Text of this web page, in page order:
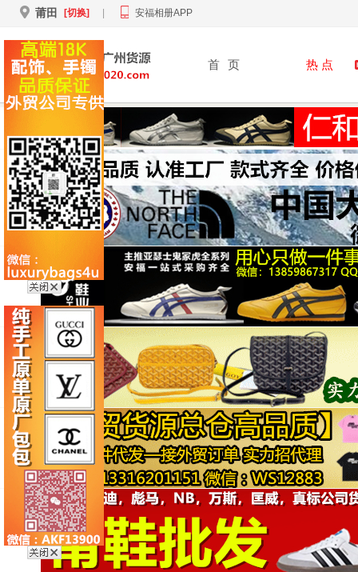
莆田 [切换] 安福相册APP
首 页 热 点